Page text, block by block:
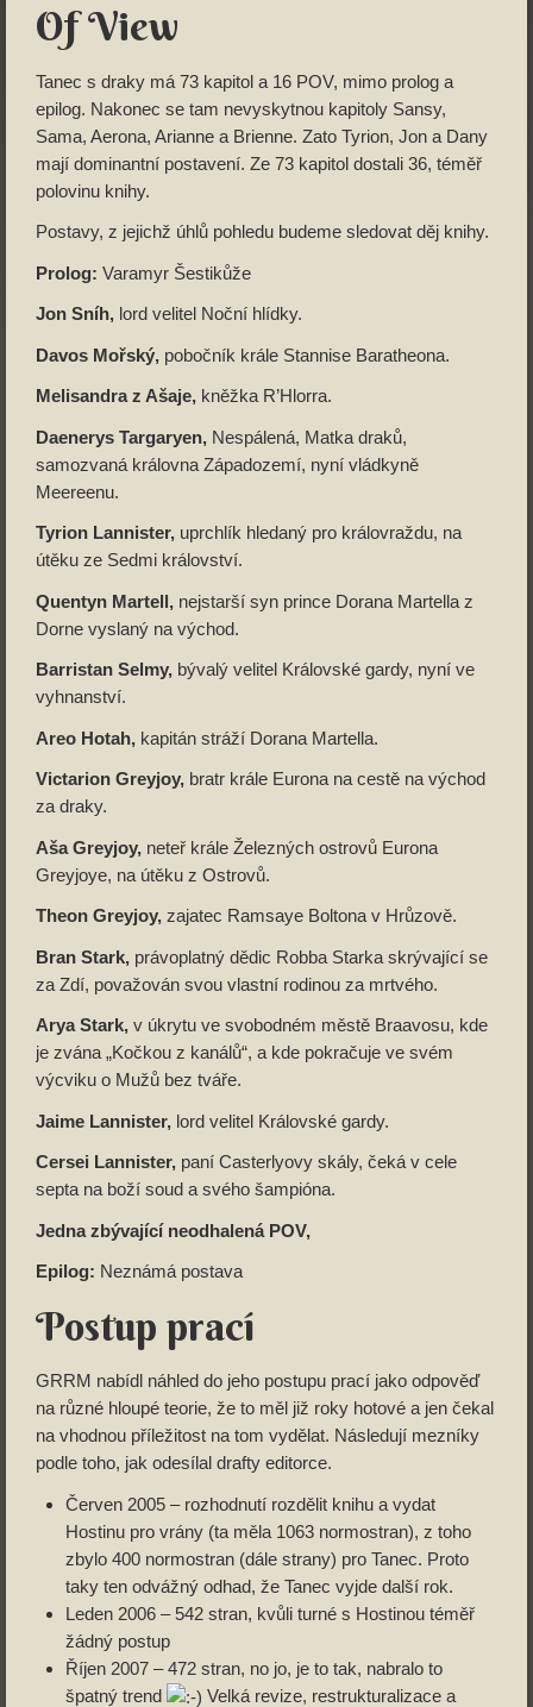
Of View
Tanec s draky má 73 kapitol a 16 POV, mimo prolog a
epilog. Nakonec se tam nevyskytnou kapitoly Sansy,
Sama, Aerona, Arianne a Brienne. Zato Tyrion, Jon a Dany
mají dominantní postavení. Ze 73 kapitol dostali 36, téměř
polovinu knihy.
Postavy, z jejichž úhlů pohledu budeme sledovat děj knihy.
Prolog: Varamyr Šestikůže
Jon Sníh, lord velitel Noční hlídky.
Davos Mořský, pobočník krále Stannise Baratheona.
Melisandra z Ašaje, kněžka R’Hlorra.
Daenerys Targaryen, Nespálená, Matka draků,
samozvaná královna Západozemí, nyní vládkyně
Meereenu.
Tyrion Lannister, uprchlík hledaný pro královraždu, na
útěku ze Sedmi království.
Quentyn Martell, nejstarší syn prince Dorana Martella z
Dorne vyslaný na východ.
Barristan Selmy, bývalý velitel Královské gardy, nyní ve
vyhnanství.
Areo Hotah, kapitán stráží Dorana Martella.
Victarion Greyjoy, bratr krále Eurona na cestě na východ
za draky.
Aša Greyjoy, neteř krále Železných ostrovů Eurona
Greyjoye, na útěku z Ostrovů.
Theon Greyjoy, zajatec Ramsaye Boltona v Hrůzově.
Bran Stark, právoplatný dědic Robba Starka skrývající se
za Zdí, považován svou vlastní rodinou za mrtvého.
Arya Stark, v úkrytu ve svobodném městě Braavosu, kde
je zvána „Kočkou z kanálů“, a kde pokračuje ve svém
výcviku o Mužů bez tváře.
Jaime Lannister, lord velitel Královské gardy.
Cersei Lannister, paní Casterlyovy skály, čeká v cele
septa na boží soud a svého šampióna.
Jedna zbývající neodhalená POV,
Epilog: Neznámá postava
Postup prací
GRRM nabídl náhled do jeho postupu prací jako odpověď
na různé hloupé teorie, že to měl již roky hotové a jen čekal
na vhodnou příležitost na tom vydělat. Následují mezníky
podle toho, jak odesílal drafty editorce.
Červen 2005 – rozhodnutí rozdělit knihu a vydat
Hostinu pro vrány (ta měla 1063 normostran), z toho
zbylo 400 normostran (dále strany) pro Tanec. Proto
taky ten odvážný odhad, že Tanec vyjde další rok.
Leden 2006 – 542 stran, kvůli turné s Hostinou téměř
žádný postup
Říjen 2007 – 472 stran, no jo, je to tak, nabralo to
špatný trend
Velká revize, restrukturalizace a